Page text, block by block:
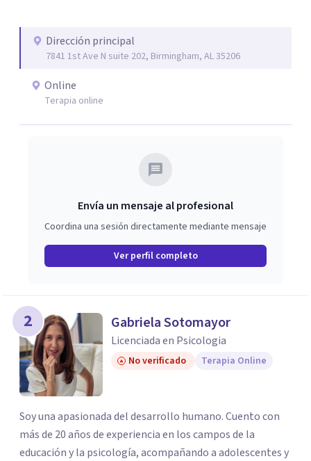
Dirección principal
7841 1st Ave N suite 202, Birmingham, AL 35206
Online
Terapia online
Envía un mensaje al profesional
Coordina una sesión directamente mediante mensaje
Ver perfil completo
2 Gabriela Sotomayor
Licenciada en Psicologia
No verificado Terapia Online
Soy una apasionada del desarrollo humano. Cuento con
más de 20 años de experiencia en los campos de la
educación y la psicología, acompañando a adolescentes y